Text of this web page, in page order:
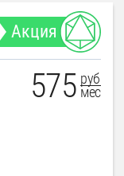
Акция
575 руб
мес